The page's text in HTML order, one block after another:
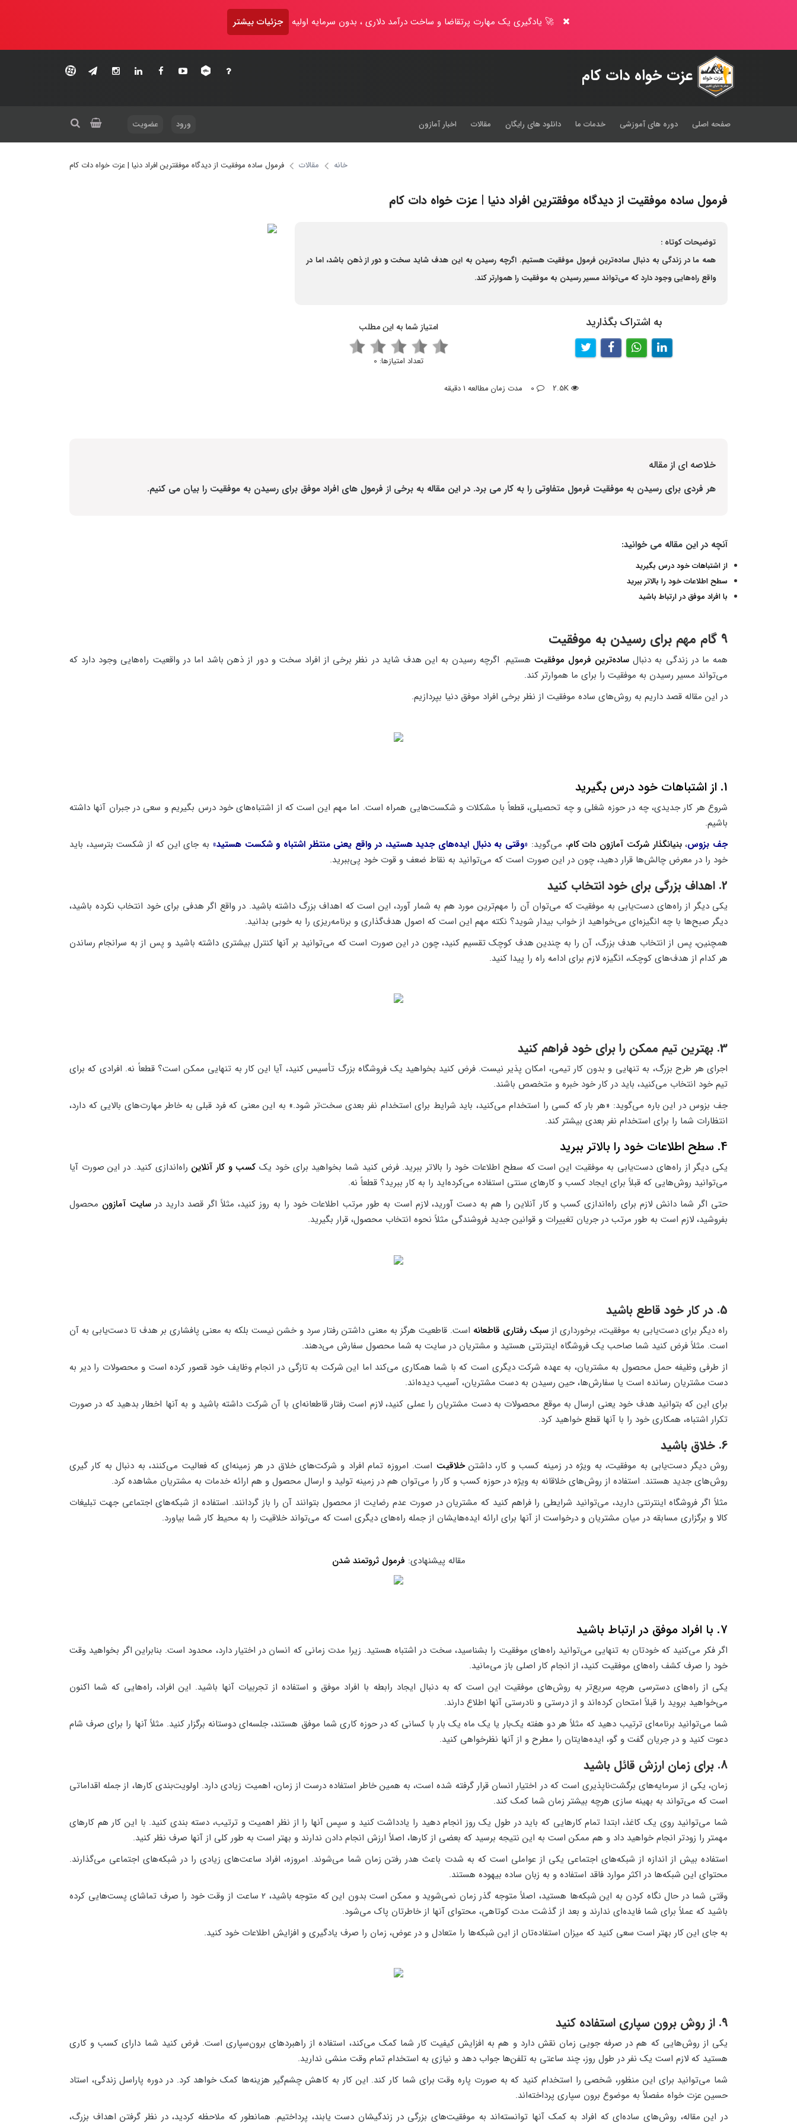
🚀 یادگیری یک مهارت پرتقاضا و ساخت درآمد دلاری ، بدون سرمایه اولیه جزئیات بیشتر
عزت خواه دات کام
صفحه اصلی دوره های آموزشی خدمات ما دانلود های رایگان مقالات اخبار آمازون ورود عضویت
خانه مقالات فرمول ساده موفقیت از دیدگاه موفقترین افراد دنیا | عزت خواه دات کام
فرمول ساده موفقیت از دیدگاه موفقترین افراد دنیا | عزت خواه دات کام
توضیحات کوتاه :
همه ما در زندگی به دنبال ساده‌ترین فرمول موفقیت هستیم. اگرچه رسیدن به این هدف شاید سخت و دور از ذهن باشد، اما در
واقع راه‌هایی وجود دارد که می‌تواند مسیر رسیدن به موفقیت را هموارتر کند.
به اشتراک بگذارید امتیاز شما به این مطلب
تعداد امتیازها: 0
2.5K مدت زمان مطالعه 1 دقیقه
خلاصه ای از مقاله
هر فردی برای رسیدن به موفقیت فرمول متفاوتی را به کار می برد. در این مقاله به برخی از فرمول های افراد موفق برای رسیدن به موفقیت را بیان می کنیم.
آنچه در این مقاله می خوانید:
از اشتباهات خود درس بگیرید
سطح اطلاعات خود را بالاتر ببرید
با افراد موفق در ارتباط باشید
9 گام مهم برای رسیدن به موفقیت
همه ما در زندگی به دنبال ساده‌ترین فرمول موفقیت هستیم. اگرچه رسیدن به این هدف شاید در نظر برخی از افراد سخت و دور از ذهن باشد اما در واقعیت راه‌هایی وجود دارد که
می‌تواند مسیر رسیدن به موفقیت را برای ما هموارتر کند.
در این مقاله قصد داریم به روش‌های ساده موفقیت از نظر برخی افراد موفق دنیا بپردازیم.
1. از اشتباهات خود درس بگیرید
شروع هر کار جدیدی، چه در حوزه شغلی و چه تحصیلی، قطعاً با مشکلات و شکست‌هایی همراه است. اما مهم این است که از اشتباه‌های خود درس بگیریم و سعی در جبران آنها داشته
باشیم.
جف بزوس،بنیانگذار شرکت آمازون دات کام، می‌گوید: «وقتی به دنبال ایده‌های جدید هستید، در واقع یعنی منتظر اشتباه و شکست هستید» به جای این که از شکست بترسید، باید
خود را در معرض چالش‌ها قرار دهید، چون در این صورت است که می‌توانید به نقاط ضعف و قوت خود پی‌ببرید.
2. اهداف بزرگی برای خود انتخاب کنید
یکی دیگر از راه‌های دست‌یابی به موفقیت که می‌توان آن را مهم‌ترین مورد هم به شمار آورد، این است که اهداف بزرگ داشته باشید. در واقع اگر هدفی برای خود انتخاب نکرده باشید،
دیگر صبح‌ها با چه انگیزه‌ای می‌خواهید از خواب بیدار شوید؟ نکته مهم این است که اصول هدف‌گذاری و برنامه‌ریزی را به خوبی بدانید.
همچنین، پس از انتخاب هدف بزرگ، آن را به چندین هدف کوچک تقسیم کنید، چون در این صورت است که می‌توانید بر آنها کنترل بیشتری داشته باشید و پس از به سرانجام رساندن
هر کدام از هدف‌های کوچک، انگیزه لازم برای ادامه راه را پیدا کنید.
3. بهترین تیم ممکن را برای خود فراهم کنید
اجرای هر طرح بزرگ، به تنهایی و بدون کار تیمی، امکان پذیر نیست. فرض کنید بخواهید یک فروشگاه بزرگ تأسیس کنید، آیا این کار به تنهایی ممکن است؟ قطعاً نه. افرادی که برای
تیم خود انتخاب می‌کنید، باید در کار خود خبره و متخصص باشند.
جف بزوس در این باره می‌گوید: «هر بار که کسی را استخدام می‌کنید، باید شرایط برای استخدام نفر بعدی سخت‌تر شود.» به این معنی که فرد قبلی به خاطر مهارت‌های بالایی که دارد،
انتظارات شما را برای استخدام نفر بعدی بیشتر کند.
4. سطح اطلاعات خود را بالاتر ببرید
یکی دیگر از راه‌های دست‌یابی به موفقیت این است که سطح اطلاعات خود را بالاتر ببرید. فرض کنید شما بخواهید برای خود یککسب و کار آنلاین راه‌اندازی کنید. در این صورت آیا
می‌توانید روش‌هایی که قبلاً برای ایجاد کسب و کارهای سنتی استفاده می‌کرده‌اید را به کار ببرید؟ قطعاً نه.
حتی اگر شما دانش لازم برای راه‌اندازی کسب و کار آنلاین را هم به دست آورید، لازم است به طور مرتب اطلاعات خود را به روز کنید، مثلاً اگر قصد دارید درسایت آمازون محصول
بفروشید، لازم است به طور مرتب در جریان تغییرات و قوانین جدید فروشندگی مثلاً نحوه انتخاب محصول، قرار بگیرید.
5. در کار خود قاطع باشید
راه دیگر برای دست‌یابی به موفقیت، برخورداری ازسبک رفتاری قاطعانه است. قاطعیت هرگز به معنی داشتن رفتار سرد و خشن نیست بلکه به معنی پافشاری بر هدف تا دست‌یابی به آن
است. مثلاً فرض کنید شما صاحب یک فروشگاه اینترنتی هستید و مشتریان در سایت به شما محصول سفارش می‌دهند.
از طرفی وظیفه حمل محصول به مشتریان، به عهده شرکت دیگری است که با شما همکاری می‌کند اما این شرکت به تازگی در انجام وظایف خود قصور کرده است و محصولات را دیر به
دست مشتریان رسانده است یا سفارش‌ها، حین رسیدن به دست مشتریان، آسیب دیده‌اند.
برای این که بتوانید هدف خود یعنی ارسال به موقع محصولات به دست مشتریان را عملی کنید، لازم است رفتار قاطعانه‌ای با آن شرکت داشته باشید و به آنها اخطار بدهید که در صورت
تکرار اشتباه، همکاری خود را با آنها قطع خواهید کرد.
6. خلاق باشید
روش دیگر دست‌یابی به موفقیت، به ویژه در زمینه کسب و کار، داشتنخلاقیت است. امروزه تمام افراد و شرکت‌های خلاق در هر زمینه‌ای که فعالیت می‌کنند، به دنبال به کار گیری
روش‌های جدید هستند. استفاده از روش‌های خلاقانه به ویژه در حوزه کسب و کار را می‌توان هم در زمینه تولید و ارسال محصول و هم ارائه خدمات به مشتریان مشاهده کرد.
مثلاً اگر فروشگاه اینترنتی دارید، می‌توانید شرایطی را فراهم کنید که مشتریان در صورت عدم رضایت از محصول بتوانند آن را باز گردانند. استفاده از شبکه‌های اجتماعی جهت تبلیغات
کالا و برگزاری مسابقه در میان مشتریان و درخواست از آنها برای ارائه ایده‌هایشان از جمله راه‌های دیگری است که می‌تواند خلاقیت را به محیط کار شما بیاورد.
مقاله پیشنهادی: فرمول ثروتمند‌ شدن
7. با افراد موفق در ارتباط باشید
اگر فکر می‌کنید که خودتان به تنهایی می‌توانید راه‌های موفقیت را بشناسید، سخت در اشتباه هستید. زیرا مدت زمانی که انسان در اختیار دارد، محدود است. بنابراین اگر بخواهید وقت
خود را صرف کشف راه‌های موفقیت کنید، از انجام کار اصلی باز می‌مانید.
یکی از راه‌های دسترسی هرچه سریع‌تر به روش‌های موفقیت این است که به دنبال ایجاد رابطه با افراد موفق و استفاده از تجربیات آنها باشید. این افراد، راه‌هایی که شما اکنون
می‌خواهید بروید را قبلاً امتحان کرده‌اند و از درستی و نادرستی آنها اطلاع دارند.
شما می‌توانید برنامه‌ای ترتیب دهید که مثلاً هر دو هفته یک‌بار یا یک ماه یک بار با کسانی که در حوزه کاری شما موفق هستند، جلسه‌ای دوستانه برگزار کنید. مثلاً آنها را برای صرف شام
دعوت کنید و در جریان گفت و گو، ایده‌هایتان را مطرح و از آنها نظرخواهی کنید.
8. برای زمان ارزش قائل باشید
زمان، یکی از سرمایه‌های برگشت‌ناپذیری است که در اختیار انسان قرار گرفته شده است، به همین خاطر استفاده درست از زمان، اهمیت زیادی دارد. اولویت‌بندی کارها، از جمله اقداماتی
است که می‌تواند به بهینه سازی هرچه بیشتر زمان شما کمک کند.
شما می‌توانید روی یک کاغذ، ابتدا تمام کارهایی که باید در طول یک روز انجام دهید را یادداشت کنید و سپس آنها را از نظر اهمیت و ترتیب، دسته بندی کنید. با این کار هم کارهای
مهمتر را زودتر انجام خواهید داد و هم ممکن است به این نتیجه برسید که بعضی از کارها، اصلاً ارزش انجام دادن ندارند و بهتر است به طور کلی از آنها صرف نظر کنید.
استفاده بیش از اندازه از شبکه‌های اجتماعی یکی از عواملی است که به شدت باعث هدر رفتن زمان شما می‌شوند. امروزه، افراد ساعت‌های زیادی را در شبکه‌های اجتماعی می‌گذارند.
محتوای این شبکه‌ها در اکثر موارد فاقد استفاده و به زبان ساده بیهوده هستند.
وقتی شما در حال نگاه کردن به این شبکه‌ها هستید، اصلاً متوجه گذر زمان نمی‌شوید و ممکن است بدون این که متوجه باشید، 2 ساعت از وقت خود را صرف تماشای پست‌هایی کرده
باشید که عملاً برای شما فایده‌ای ندارند و بعد از گذشت مدت کوتاهی، محتوای آنها از خاطرتان پاک می‌شود.
به جای این کار بهتر است سعی کنید که میزان استفاده‌تان از این شبکه‌ها را متعادل و در عوض، زمان را صرف یادگیری و افزایش اطلاعات خود کنید.
9. از روش برون سپاری استفاده کنید
یکی از روش‌هایی که هم در صرفه جویی زمان نقش دارد و هم به افزایش کیفیت کار شما کمک می‌کند، استفاده از راهبردهای برون‌سپاری است. فرض کنید شما دارای کسب و کاری
هستید که لازم است یک نفر در طول روز، چند ساعتی به تلفن‌ها جواب دهد و نیازی به استخدام تمام وقت منشی ندارید.
شما می‌توانید برای این منظور، شخصی را استخدام کنید که به صورت پاره وقت برای شما کار کند. این کار به کاهش چشم‌گیر هزینه‌ها کمک خواهد کرد. در دوره پاراسل زندگی، استاد
حسین عزت خواه مفصلاً به موضوع برون سپاری پرداخته‌اند.
در این مقاله، روش‌های ساده‌ای که افراد به کمک آنها توانسته‌اند به موفقیت‌های بزرگی در زندگیشان دست یابند، پرداختیم. همانطور که ملاحظه کردید، در نظر گرفتن اهداف بزرگ،